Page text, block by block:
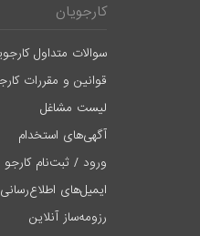
کارجویان
سوالات متداول
قوانین و مقررات
لیست مشاغل
آگهی‌های استخدام
ورود / ثبت‌نام کارجو
ایمیل‌های اطلاع‌رسانی
رزومه‌ساز آنلاین